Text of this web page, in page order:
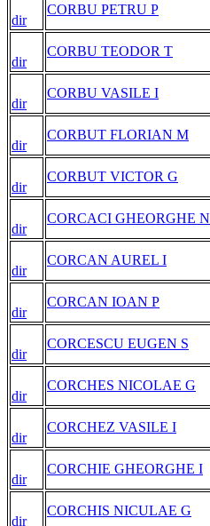
dir
CORBU PETRU P
dir
CORBU TEODOR T
dir
CORBU VASILE I
dir
CORBUT FLORIAN M
dir
CORBUT VICTOR G
dir
CORCACI GHEORGHE N
dir
CORCAN AUREL I
dir
CORCAN IOAN P
dir
CORCESCU EUGEN S
dir
CORCHES NICOLAE G
dir
CORCHEZ VASILE I
dir
CORCHIE GHEORGHE I
dir
CORCHIS NICULAE G